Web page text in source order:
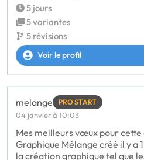
5 jours
5 variantes
5 révisions
Voir le profil
melange PRO START
04 janvier à 10:03
Mes meilleurs vœux pour cette
Graphique Mélange créé il y a
la création graphique tel que